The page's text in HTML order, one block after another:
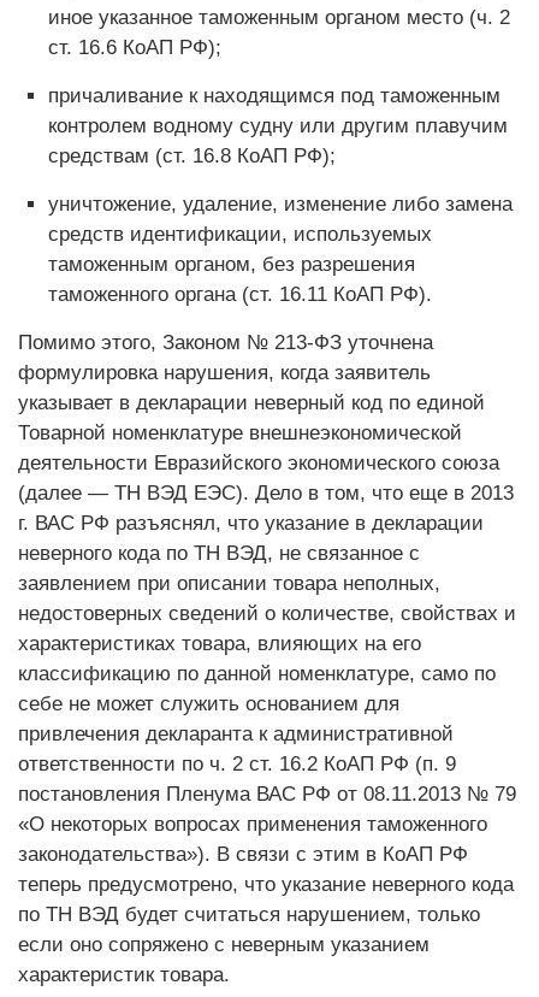
иное указанное таможенным органом место (ч. 2
ст. 16.6 КоАП РФ);
причаливание к находящимся под таможенным
контролем водному судну или другим плавучим
средствам (ст. 16.8 КоАП РФ);
уничтожение, удаление, изменение либо замена
средств идентификации, используемых
таможенным органом, без разрешения
таможенного органа (ст. 16.11 КоАП РФ).
Помимо этого, Законом № 213-ФЗ уточнена
формулировка нарушения, когда заявитель
указывает в декларации неверный код по единой
Товарной номенклатуре внешнеэкономической
деятельности Евразийского экономического союза
(далее — ТН ВЭД ЕЭС). Дело в том, что еще в 2013
г. ВАС РФ разъяснял, что указание в декларации
неверного кода по ТН ВЭД, не связанное с
заявлением при описании товара неполных,
недостоверных сведений о количестве, свойствах и
характеристиках товара, влияющих на его
классификацию по данной номенклатуре, само по
себе не может служить основанием для
привлечения декларанта к административной
ответственности по ч. 2 ст. 16.2 КоАП РФ (п. 9
постановления Пленума ВАС РФ от 08.11.2013 № 79
«О некоторых вопросах применения таможенного
законодательства»). В связи с этим в КоАП РФ
теперь предусмотрено, что указание неверного кода
по ТН ВЭД будет считаться нарушением, только
если оно сопряжено с неверным указанием
характеристик товара.